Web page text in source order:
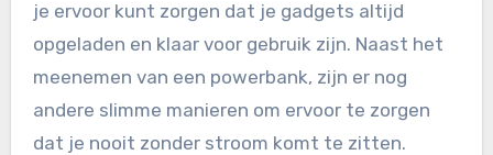
je ervoor kunt zorgen dat je gadgets altijd
opgeladen en klaar voor gebruik zijn. Naast het
meenemen van een powerbank, zijn er nog
andere slimme manieren om ervoor te zorgen
dat je nooit zonder stroom komt te zitten.